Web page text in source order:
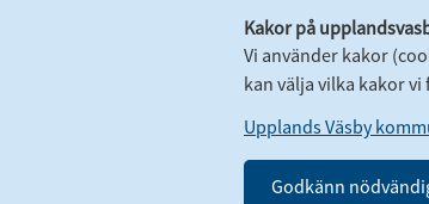
Kakor på
Vi använder kakor
kan välja vilka kakor vi
Upplands Väsby
Godkänn